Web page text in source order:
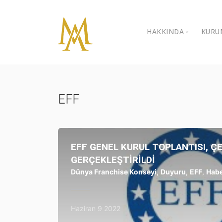
HAKKINDA
Ödüller
Sivil Toplum
İletişim
EFF
EFF GENEL KURUL TOPLANTISI,
GERÇEKLEŞTİRİLDİ
Dünya Franchise Konseyi, Duyuru, EFF,
Haziran 9 2022